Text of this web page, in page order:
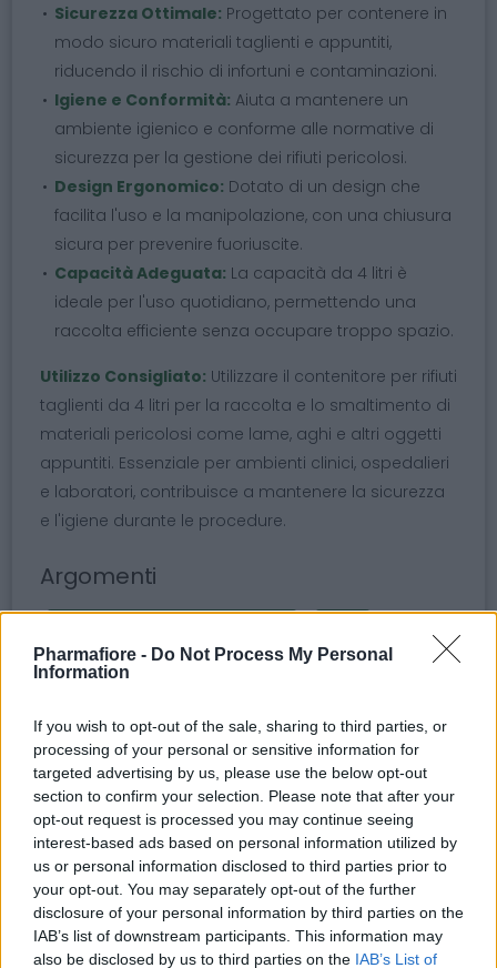
Pharmafiore - Do Not Process My Personal
Information
If you wish to opt-out of the sale, sharing to third parties, or
processing of your personal or sensitive information for
targeted advertising by us, please use the below opt-out
section to confirm your selection. Please note that after your
opt-out request is processed you may continue seeing
interest-based ads based on personal information utilized by
us or personal information disclosed to third parties prior to
your opt-out. You may separately opt-out of the further
disclosure of your personal information by third parties on the
IAB’s list of downstream participants. This information may
also be disclosed by us to third parties on the IAB’s List of
Sicurezza Ottimale: Progettato per contenere in
modo sicuro materiali taglienti e appuntiti,
riducendo il rischio di infortuni e contaminazioni.
Igiene e Conformità: Aiuta a mantenere un
ambiente igienico e conforme alle normative di
sicurezza per la gestione dei rifiuti pericolosi.
Design Ergonomico: Dotato di un design che
facilita l'uso e la manipolazione, con una chiusura
sicura per prevenire fuoriuscite.
Capacità Adeguata: La capacità da 4 litri è
ideale per l'uso quotidiano, permettendo una
raccolta efficiente senza occupare troppo spazio.
Utilizzo Consigliato: Utilizzare il contenitore per rifiuti
taglienti da 4 litri per la raccolta e lo smaltimento di
materiali pericolosi come lame, aghi e altri oggetti
appuntiti. Essenziale per ambienti clinici, ospedalieri
e laboratori, contribuisce a mantenere la sicurezza
e l'igiene durante le procedure.
Argomenti
sicurezza rifiuti pericolosi
raccolta materiali appuntiti
smaltimento rifiuti medici
forniture ospedaliere.
Potrebbero piacerti anche